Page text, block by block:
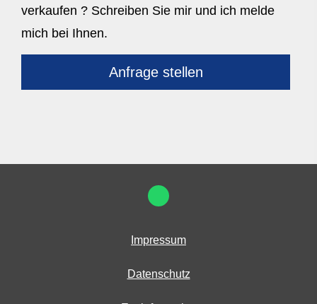
verkaufen ? Schreiben Sie mir und ich melde
mich bei Ihnen.
Anfrage stellen
Impressum
Datenschutz